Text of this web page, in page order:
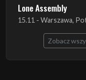
Lone Assembly
15.11 - Warszawa,
Zobacz